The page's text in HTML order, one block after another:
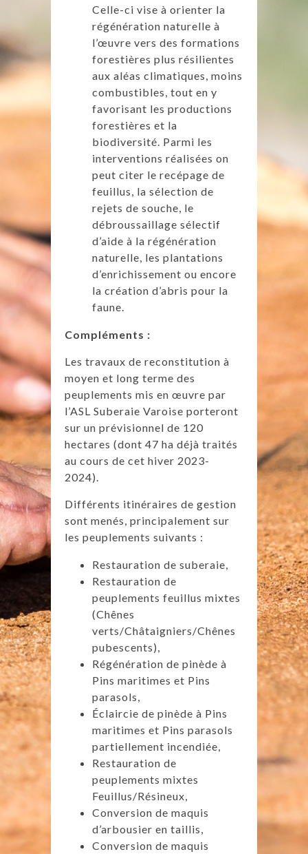
Celle-ci vise à orienter la
régénération naturelle à
l’œuvre vers des formations
forestières plus résilientes
aux aléas climatiques, moins
combustibles, tout en y
favorisant les productions
forestières et la
biodiversité. Parmi les
interventions réalisées on
peut citer le recépage de
feuillus, la sélection de
rejets de souche, le
débroussaillage sélectif
d’aide à la régénération
naturelle, les plantations
d’enrichissement ou encore
la création d’abris pour la
faune.
Compléments :
Les travaux de reconstitution à
moyen et long terme des
peuplements mis en œuvre par
l’ASL Suberaie Varoise porteront
sur un prévisionnel de 120
hectares (dont 47 ha déjà traités
au cours de cet hiver 2023-
2024).
Différents itinéraires de gestion
sont menés, principalement sur
les peuplements suivants :
Restauration de suberaie,
Restauration de
peuplements feuillus mixtes
(Chênes
verts/Châtaigniers/Chênes
pubescents),
Régénération de pinède à
Pins maritimes et Pins
parasols,
Éclaircie de pinède à Pins
maritimes et Pins parasols
partiellement incendiée,
Restauration de
peuplements mixtes
Feuillus/Résineux,
Conversion de maquis
d’arbousier en taillis,
Conversion de maquis